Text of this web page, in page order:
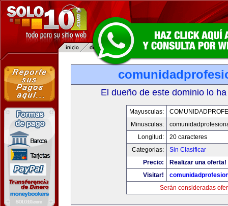
El dueño de este dominio lo
Mayusculas:
Minusculas:
Longitud:
20 caracteres
Categorias:
Sin Clasificar
Precio:
Realizar una oferta!
Visitar!
Serán consideradas